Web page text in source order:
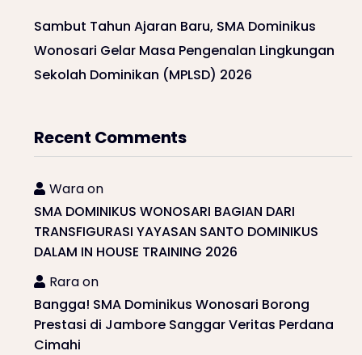
Sambut Tahun Ajaran Baru, SMA Dominikus
Wonosari Gelar Masa Pengenalan Lingkungan
Sekolah Dominikan (MPLSD) 2026
Recent Comments
Waraon
SMA DOMINIKUS WONOSARI BAGIAN DARI
TRANSFIGURASI YAYASAN SANTO DOMINIKUS
DALAM IN HOUSE TRAINING 2026
Raraon
Bangga! SMA Dominikus Wonosari Borong
Prestasi di Jambore Sanggar Veritas Perdana
Cimahi